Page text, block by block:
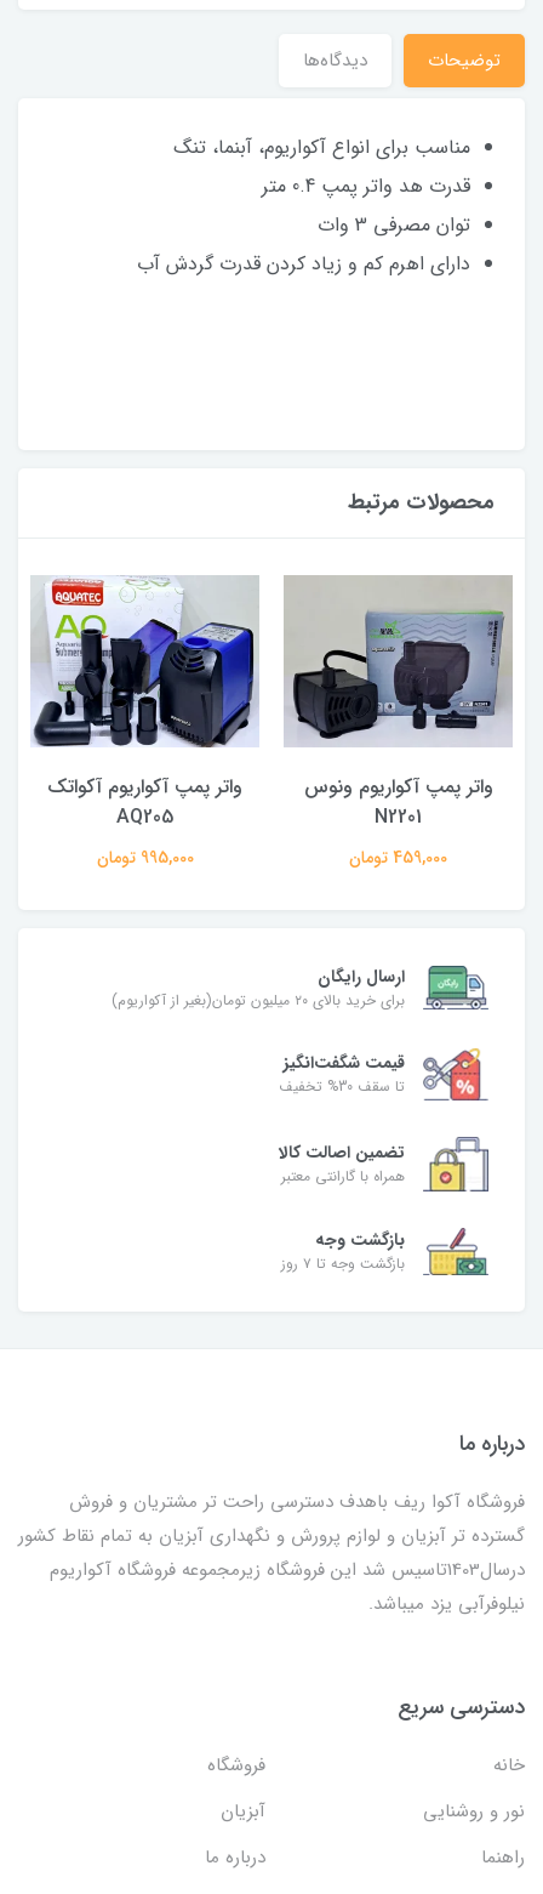
توضیحات دیدگاه‌ها
مناسب برای انواع آکواریوم، آبنما، تنگ
قدرت هد واتر پمپ 0.4 متر
توان مصرفی 3 وات
دارای اهرم کم و زیاد کردن قدرت گردش آب
محصولات مرتبط
واتر پمپ آکواریوم ونوس
N2201
459,000 تومان
واتر پمپ آکواریوم آکواتک
AQ205
995,000 تومان
ارسال رایگان
برای خرید بالای ۲۰ میلیون تومان(بغیر از آکواریوم)
قیمت شگفت‌انگیز
تا سقف 30% تخفیف
تضمین اصالت کالا
همراه با گارانتی معتبر
بازگشت وجه
بازگشت وجه تا ۷ روز
درباره ما
فروشگاه آکوا ریف باهدف دسترسی راحت تر مشتریان و فروش
گسترده تر آبزیان و لوازم پرورش و نگهداری آبزیان به تمام نقاط کشور
درسال1403تاسیس شد این فروشگاه زیرمجموعه فروشگاه آکواریوم
نیلوفرآبی یزد میباشد.
دسترسی سریع
خانه
فروشگاه
نور و روشنایی
آبزیان
راهنما
درباره ما